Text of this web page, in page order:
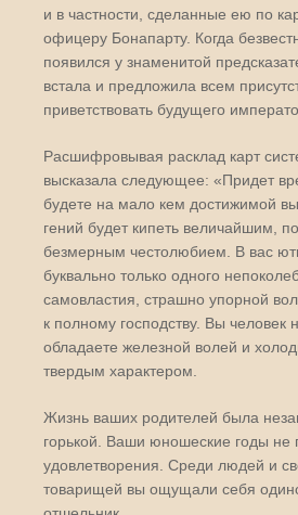
и в частности, сделанные ею по
офицеру Бонапарту. Когда
появился у знаменитой
встала и предложила всем
приветствовать будущего
Расшифровывая расклад карт
высказала следующее: «Придет
будете на мало кем достижимой
гений будет кипеть величайшим,
безмерным честолюбием. В вас
буквально только одного
самовластия, страшно упорной
к полному господству. Вы
обладаете железной волей и
твердым характером.
Жизнь ваших родителей была
горькой. Ваши юношеские годы не
удовлетворения. Среди людей и
товарищей вы ощущали себя